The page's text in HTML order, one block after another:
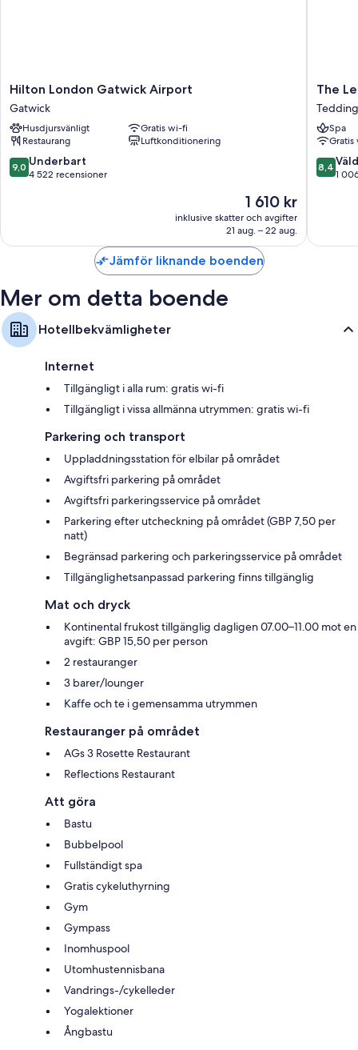
Hilton
London
Gatwick
Airport
Gatwick
Hilton London Gatwick Airport
Gatwick
Husdjursvänligt
Gratis wi-fi
Restaurang
Luftkonditionering
9.0
av
9,0 Underbart
4 522 recensioner
Priset
är
1 610 kr
1 610 kr
inklusive skatter och avgifter
21 aug. – 22 aug.
The
Resort
The
Spa
8.4
av
8,4
1
Jämför liknande boenden
Mer om detta boende
Hotellbekvämligheter
Internet
Tillgängligt i alla rum: gratis wi-fi
Tillgängligt i vissa allmänna utrymmen: gratis wi-fi
Parkering och transport
Uppladdningsstation för elbilar på området
Avgiftsfri parkering på området
Avgiftsfri parkeringsservice på området
Parkering efter utcheckning på området (GBP 7,50 per
natt)
Begränsad parkering och parkeringsservice på området
Tillgänglighetsanpassad parkering finns tillgänglig
Mat och dryck
Kontinental frukost tillgänglig dagligen 07.00–11.00 mot en
avgift: GBP 15,50 per person
2 restauranger
3 barer/lounger
Kaffe och te i gemensamma utrymmen
Restauranger på området
AGs 3 Rosette Restaurant
Reflections Restaurant
Att göra
Bastu
Bubbelpool
Fullständigt spa
Gratis cykeluthyrning
Gym
Gympass
Inomhuspool
Utomhustennisbana
Vandrings-/cykelleder
Yogalektioner
Ångbastu